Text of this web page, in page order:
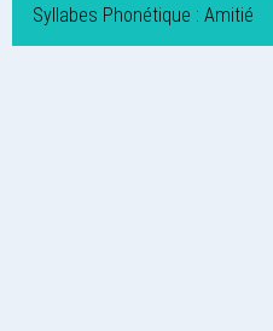
Syllabes Phonétique : Amitié